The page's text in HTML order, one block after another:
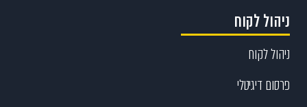
ניהול לקוח
ניהול לקוח
פרסום דיגיטלי